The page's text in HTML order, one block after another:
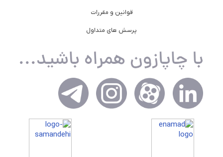
قوانین و مقررات
پرسش های متداول